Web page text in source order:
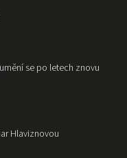
se po letech znovu
Hlaviznovou